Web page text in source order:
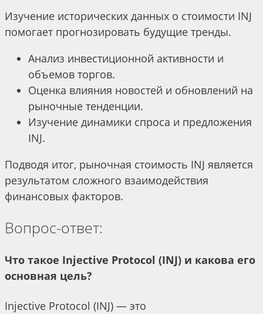
Изучение исторических данных о стоимости INJ
помогает прогнозировать будущие тренды.
Анализ инвестиционной активности и
объемов торгов.
Оценка влияния новостей и обновлений на
рыночные тенденции.
Изучение динамики спроса и предложения
INJ.
Подводя итог, рыночная стоимость INJ является
результатом сложного взаимодействия
финансовых факторов.
Вопрос-ответ:
Что такое Injective Protocol (INJ) и какова его
основная цель?
Injective Protocol (INJ) — это